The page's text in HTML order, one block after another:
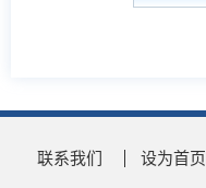
联系我们 设为首页